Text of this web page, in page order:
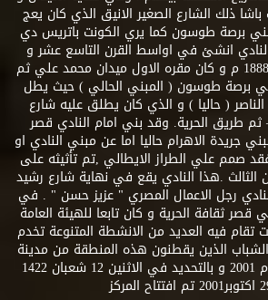
ذلك الشارع الصغير الانيق الذي كان يعج
برصة طوسون كما يري الكونت باتريس دي
انشئ في اواسط القرن التاسع عشر و
بالتحديد في 15 فبراير 1888 م و كان مقره الاول ميدان محمد علي ثم
برصة طوسون ( المبني الحالي ) حيث يطل
( حاليا ) و الذي كان يطلق عليه شارع
ثم طريق الحرية. وقد بني امام النادي قصر
1887 وهو مبني جريدة الاهرام حاليا اما عن مبني النادي او
صمم علي الطراز الايطالي ,تم تأثيثه على
الثالث .هذا النادي يقع في نهاية شارع رشيد
للنادي رجل الاعمال المصري " عزيز حسن " . في
الي قصر ثقافة الحرية و كان تابعا للهيئة العامة
تقام فيه العديد من الانشطة المتنوعة تخدم
الذين يقطنون هذه المنطقة من مدينة
الاسكندرية . و في عام 2001 و بالتحديد في الاثنين 12 شعبان 1422